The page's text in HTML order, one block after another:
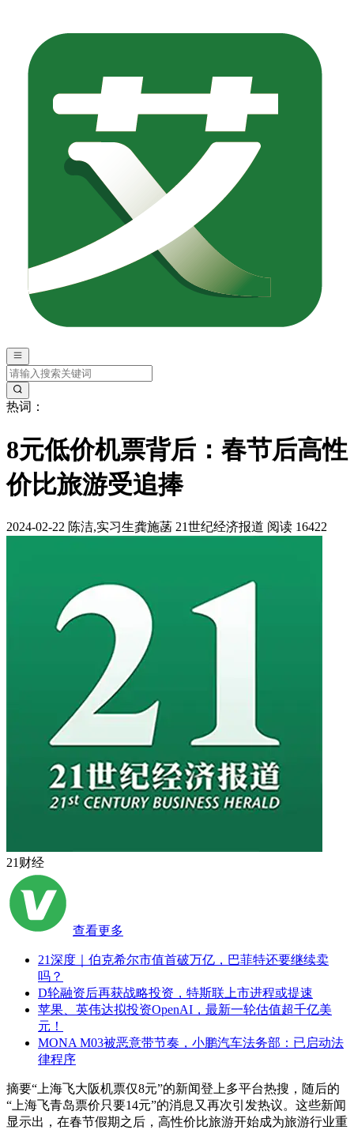
热词：
8元低价机票背后：春节后高性
价比旅游受追捧
2024-02-22 陈洁,实习生龚施菡 21世纪经济报道 阅读 16422
21财经
查看更多
21深度｜伯克希尔市值首破万亿，巴菲特还要继续卖
吗？
D轮融资后再获战略投资，特斯联上市进程或提速
苹果、英伟达拟投资OpenAI，最新一轮估值超千亿美
元！
MONA M03被恶意带节奏，小鹏汽车法务部：已启动法
律程序
摘要“上海飞大阪机票仅8元”的新闻登上多平台热搜，随后的
“上海飞青岛票价只要14元”的消息又再次引发热议。这些新闻
显示出，在春节假期之后，高性价比旅游开始成为旅游行业重